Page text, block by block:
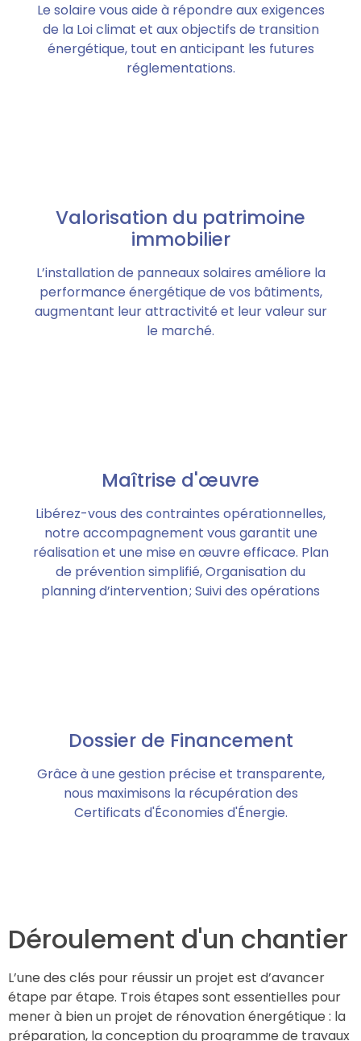
Le solaire vous aide à répondre aux exigences
de la Loi climat et aux objectifs de transition
énergétique, tout en anticipant les futures
réglementations.
Valorisation du patrimoine
immobilier
L’installation de panneaux solaires améliore la
performance énergétique de vos bâtiments,
augmentant leur attractivité et leur valeur sur
le marché.
Maîtrise d'œuvre
Libérez-vous des contraintes opérationnelles,
notre accompagnement vous garantit une
réalisation et une mise en œuvre efficace. Plan
de prévention simplifié, Organisation du
planning d’intervention ; Suivi des opérations
Dossier de Financement
Grâce à une gestion précise et transparente,
nous maximisons la récupération des
Certificats d'Économies d'Énergie.
Déroulement d'un chantier
L’une des clés pour réussir un projet est d’avancer
étape par étape. Trois étapes sont essentielles pour
mener à bien un projet de rénovation énergétique : la
préparation, la conception du programme de travaux